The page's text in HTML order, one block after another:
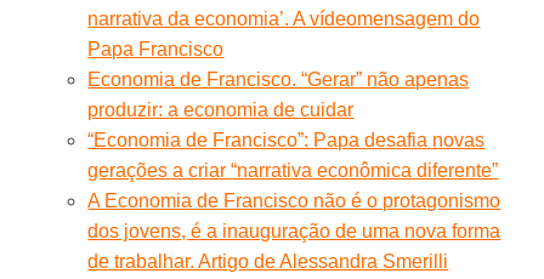
narrativa da economia’. A vídeomensagem do
Papa Francisco
Economia de Francisco. “Gerar” não apenas
produzir: a economia de cuidar
“Economia de Francisco”: Papa desafia novas
gerações a criar “narrativa econômica diferente”
A Economia de Francisco não é o protagonismo
dos jovens, é a inauguração de uma nova forma
de trabalhar. Artigo de Alessandra Smerilli